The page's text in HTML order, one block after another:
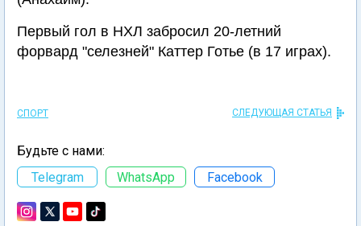
Первый гол в НХЛ забросил 20-летний
форвард "селезней" Каттер Готье (в 17 играх).
СПОРТ СЛЕДУЮЩАЯ СТАТЬЯ
Будьте с нами:
Telegram
WhatsApp Facebook